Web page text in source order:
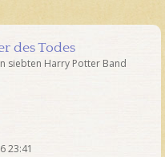
des Todes
siebten Harry Potter Band
23:41